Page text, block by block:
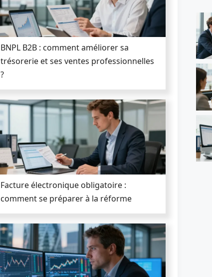
BNPL B2B : comment améliorer sa
trésorerie et ses ventes professionnelles
?
Facture électronique obligatoire :
comment se préparer à la réforme